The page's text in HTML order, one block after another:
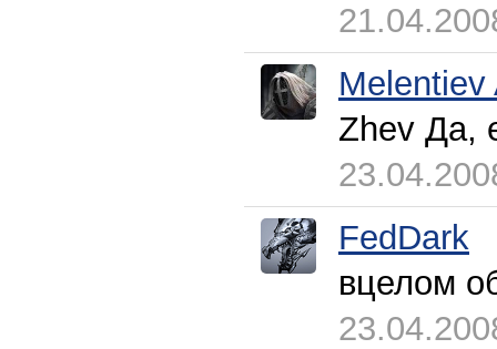
Melentiev
Zhev Да,
FedDark
вцелом